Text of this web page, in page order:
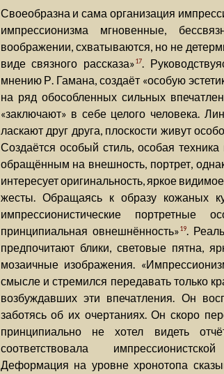
Своеобразна и сама организация
импрессионизма мгновенные,
воображении, схватываются, но не
виде связного рассказа»17.
мнению Р. Гамана, создаёт «особую
на ряд обособленных сильных
«заключают» в себе целого человека.
ласкают друг друга, плоскости живут
Создаётся особый стиль, особая
обращённым на внешность, портрет,
интересует оригинальность, яркое
жесты. Обращаясь к образу кожаных
импрессионистические портретные
принципиальная овнешнённость»19.
предпочитают блики, световые пятна,
мозаичные изображения.
смысле и стремился передавать только
возбуждавших эти впечатления. Он
заботясь об их очертаниях. Он скоро
принципиально не хотел видеть
соответствовала
Деформация на уровне хронотопа